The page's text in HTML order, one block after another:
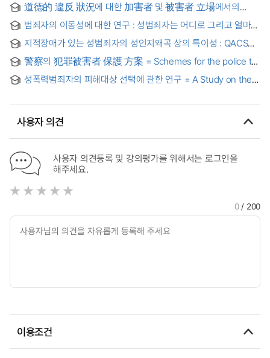
道德的 違反 狀況에 대한 加害者 및 被害者 立場에서의
兒童의 情緖的 反應 = Children's emotional responses in
victimizers' and victims' roles on moral transgression
situation
범죄자의 이동성에 대한 연구 : 성범죄자는 어디로 그리고 얼마나
이동하는가?
지적장애가 있는 성범죄자의 성인지왜곡 상의 특이성 : QACSO
검사를 중심으로 = Specificity of Cognitive Distortions in Sex
Offenders with Intellectual Disability : Based on QACSO
警察의 犯罪被害者 保護 方案 = Schemes for the police to
protect the victims of crimes
성폭력범죄자의 피해대상 선택에 관한 연구 = A Study on the
사용자 의견
사용자 의견등록 및 강의평가를 위해서는 로그인을
해주세요.
0/ 200
이용조건